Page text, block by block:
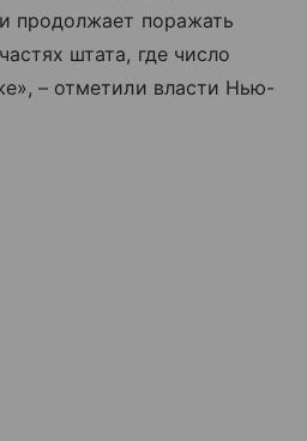
продолжает поражать
штата, где число
– отметили власти Нью-